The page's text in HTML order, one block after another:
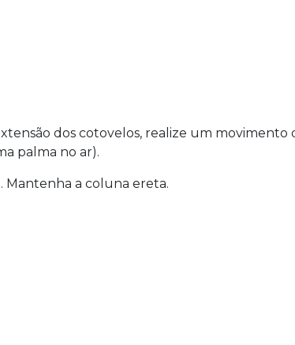
dos cotovelos, realize um movimento
palma no ar).
Mantenha a coluna ereta.